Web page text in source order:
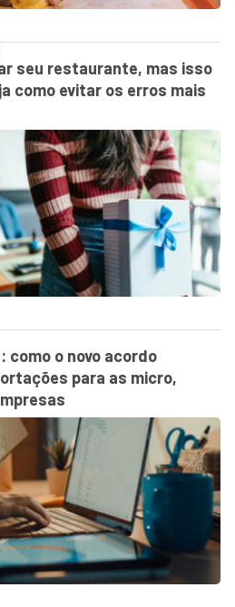
seu restaurante, mas isso
como evitar os erros mais
como o novo acordo
para as micro,